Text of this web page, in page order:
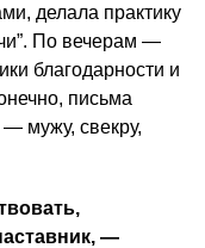
делала практику
По вечерам —
благодарности и
письма
мужу, свекру,
—